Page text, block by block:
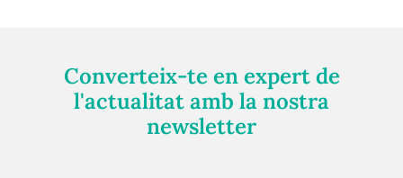
Converteix-te en expert de
l'actualitat amb la nostra
newsletter